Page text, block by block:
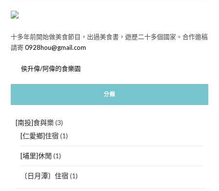
十多年前開始做美食節目，出過美食書，遊歷二十多個國家。合作邀稿
請寄0928hou@gmail.com
侯升偉/阿偉的食樂園
分類
[南投]食與樂(3)
[仁愛鄉]住宿 (1)
[埔里]休閒 (1)
〔日月潭〕住宿 (1)